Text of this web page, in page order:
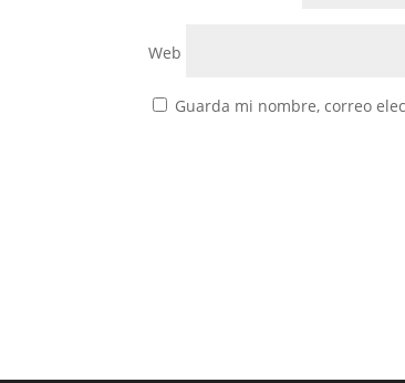
Web
Guarda mi nombre, correo